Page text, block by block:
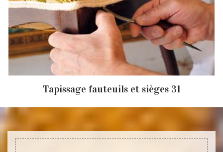
Tapissage fauteuils et sièges 31